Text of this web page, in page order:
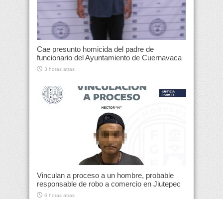
Cae presunto homicida del padre de
funcionario del Ayuntamiento de Cuernavaca
3 horas atras
Vinculan a proceso a un hombre, probable
responsable de robo a comercio en Jiutepec
6 horas atras